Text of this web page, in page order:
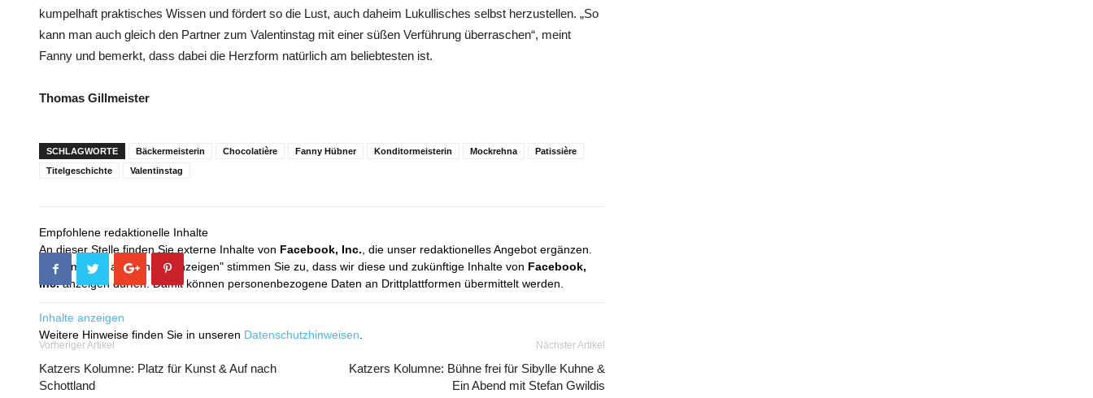
kumpelhaft praktisches Wissen und fördert so die Lust, auch daheim Lukullisches selbst herzustellen. „So
kann man auch gleich den Partner zum Valentinstag mit einer süßen Verführung überraschen“, meint
Fanny und bemerkt, dass dabei die Herzform natürlich am beliebtesten ist.
Thomas Gillmeister
SCHLAGWORTE Bäckermeisterin Chocolatière Fanny Hübner Konditormeisterin Mockrehna
Patissière
Titelgeschichte
Valentinstag
Empfohlene redaktionelle Inhalte
An dieser Stelle finden Sie externe Inhalte von Facebook, Inc. , die unser redaktionelles Angebot ergänzen.
Mit dem Klick auf "Inhalte anzeigen" stimmen Sie zu, dass wir diese und zukünftige Inhalte von Facebook,
Inc.anzeigen dürfen. Damit können personenbezogene Daten an Drittplattformen übermittelt werden.
Inhalte anzeigen
Weitere Hinweise finden Sie in unseren Datenschutzhinweisen
Vorheriger Artikel
Katzers Kolumne: Platz für Kunst & Auf nach
Schottland
Nächster Artikel
Katzers Kolumne: Bühne frei für Sibylle Kuhne &
Ein Abend mit Stefan Gwildis